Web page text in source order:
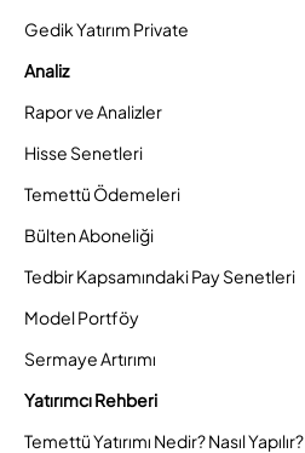
Gedik Yatırım Private
Analiz
Rapor ve Analizler
Hisse Senetleri
Temettü Ödemeleri
Bülten Aboneliği
Tedbir Kapsamındaki Pay Senetleri
Model Portföy
Sermaye Artırımı
Yatırımcı Rehberi
Temettü Yatırımı Nedir? Nasıl Yapılır?